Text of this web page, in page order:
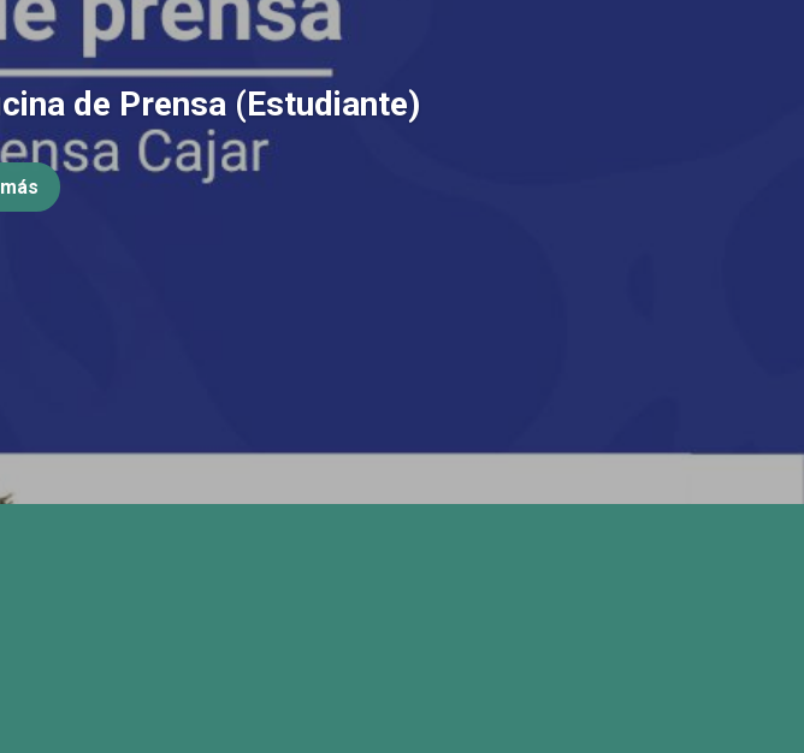
de Prensa (Estudiante)